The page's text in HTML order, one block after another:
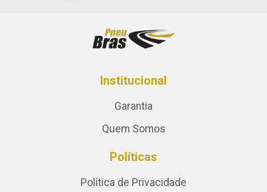
Institucional
Garantia
Quem Somos
Políticas
Política de Privacidade